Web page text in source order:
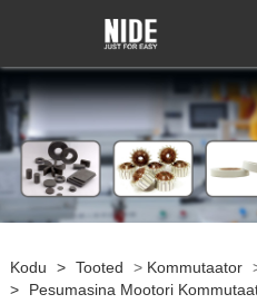
Kodu > Tooted > Kommutaator
>
Pesumasina Mootori